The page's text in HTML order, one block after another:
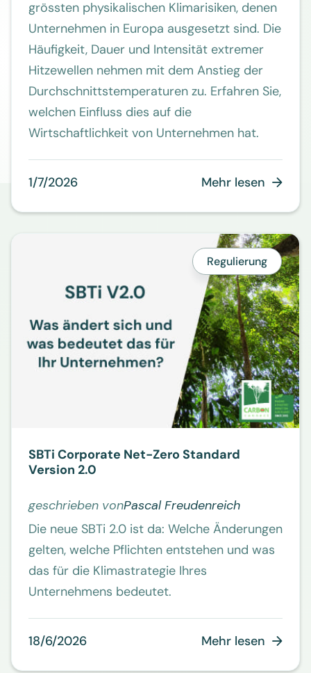
grössten physikalischen Klimarisiken, denen
Unternehmen in Europa ausgesetzt sind. Die
Häufigkeit, Dauer und Intensität extremer
Hitzewellen nehmen mit dem Anstieg der
Durchschnittstemperaturen zu. Erfahren Sie,
welchen Einfluss dies auf die
Wirtschaftlichkeit von Unternehmen hat.
1/7/2026 Mehr lesen 
Regulierung
SBTi Corporate Net-Zero Standard
Version 2.0
geschrieben vonPascal Freudenreich
Die neue SBTi 2.0 ist da: Welche Änderungen
gelten, welche Pflichten entstehen und was
das für die Klimastrategie Ihres
Unternehmens bedeutet.
18/6/2026 Mehr lesen 